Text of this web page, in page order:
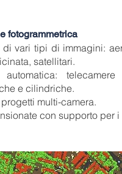
fotogrammetrica
di vari tipi di immagini:
satellitari.
automatica:
e cilindriche.
multi-camera.
con supporto per